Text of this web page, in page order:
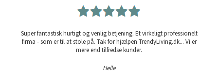
Super fantastisk hurtigt og venlig betjening. Et virkeligt professionelt
firma - som er til at stole på. Tak for hjælpen TrendyLiving.dk... Vi er
mere end tilfredse kunder.
Helle